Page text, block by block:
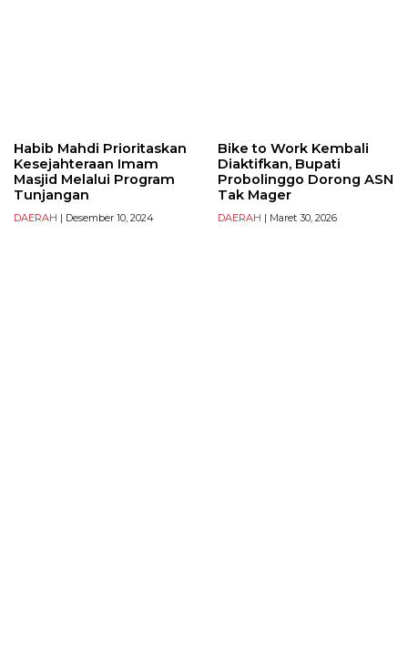
Habib Mahdi Prioritaskan
Kesejahteraan Imam
Masjid Melalui Program
Tunjangan
DAERAH | Desember 10, 2024
Bike to Work Kembali
Diaktifkan, Bupati
Probolinggo Dorong ASN
Tak Mager
DAERAH | Maret 30, 2026